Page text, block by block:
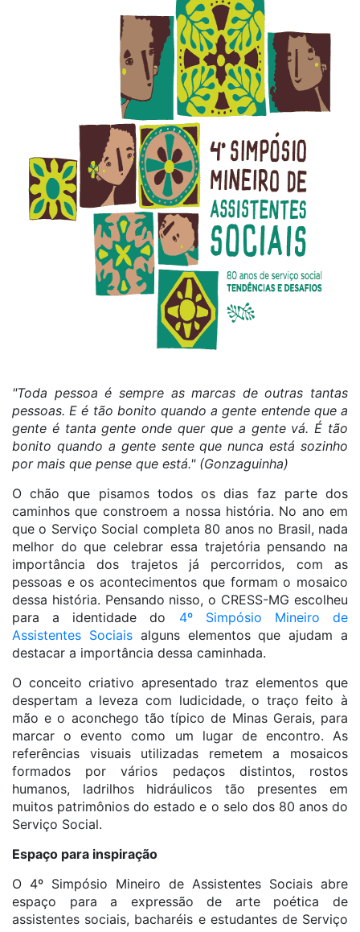
"Toda pessoa é sempre as marcas de outras tantas
pessoas. E é tão bonito quando a gente entende que a
gente é tanta gente onde quer que a gente vá. É tão
bonito quando a gente sente que nunca está sozinho
por mais que pense que está." (Gonzaguinha)
O chão que pisamos todos os dias faz parte dos
caminhos que constroem a nossa história. No ano em
que o Serviço Social completa 80 anos no Brasil, nada
melhor do que celebrar essa trajetória pensando na
importância dos trajetos já percorridos, com as
pessoas e os acontecimentos que formam o mosaico
dessa história. Pensando nisso, o CRESS-MG escolheu
para a identidade do 4º Simpósio Mineiro de
Assistentes Sociaisalguns elementos que ajudam a
destacar a importância dessa caminhada.
O conceito criativo apresentado traz elementos que
despertam a leveza com ludicidade, o traço feito à
mão e o aconchego tão típico de Minas Gerais, para
marcar o evento como um lugar de encontro. As
referências visuais utilizadas remetem a mosaicos
formados por vários pedaços distintos, rostos
humanos, ladrilhos hidráulicos tão presentes em
muitos patrimônios do estado e o selo dos 80 anos do
Serviço Social.
Espaço para inspiração
O 4º Simpósio Mineiro de Assistentes Sociais abre
espaço para a expressão de arte poética de
assistentes sociais, bacharéis e estudantes de Serviço